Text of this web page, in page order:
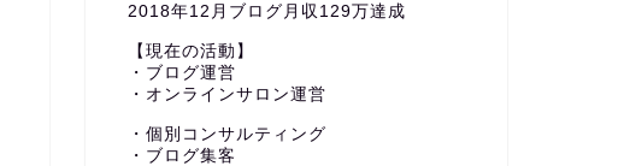
2018年12月ブログ月収129万達成
【現在の活動】
・ブログ運営
・オンラインサロン運営
・個別コンサルティング
・ブログ集客